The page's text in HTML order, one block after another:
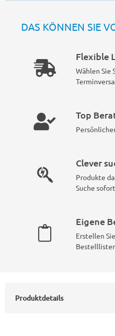
DAS KÖNNEN SIE
Flexible
Wählen Sie
Top
Clever
Produkte
Suche
Eigene
Erstellen
Produktdetails